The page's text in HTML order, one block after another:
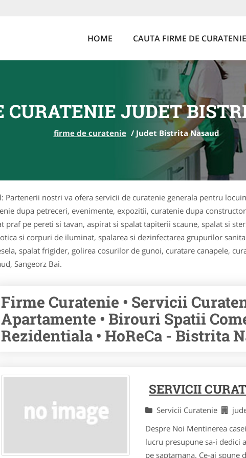
HOME CAUTA FIRME DE CURATENIE
CURATENIE JUDET
firme de curatenie / Judet Bistrita Nasaud
: Partenerii nostri va ofera servicii de curatenie generala pentru
dupa petreceri, evenimente, expozitii, curatenie dupa
praf pe pereti si tavan, aspirat si spalat tapiterii scaune, spalat si
si corpuri de iluminat, spalarea si dezinfectarea grupurilor
spalat frigider, golirea cosurilor de gunoi, curatare canapele,
Sangeorz Bai.
Firme Curatenie • Servicii
Apartamente • Birouri Spatii
Rezidentiala • HoReCa - Bistrita
SERVICII
Servicii Curatenie
Despre Noi Mentinerea
lucru presupune sa-i dedici
pe saptamana. Ce-ai spune